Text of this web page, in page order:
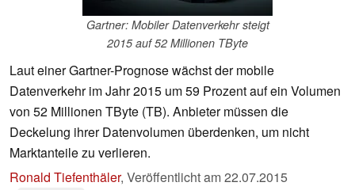
Gartner: Mobiler Datenverkehr steigt
2015 auf 52 Millionen TByte
Laut einer Gartner-Prognose wächst der mobile
Datenverkehr im Jahr 2015 um 59 Prozent auf ein Volumen
von 52 Millionen TByte (TB). Anbieter müssen die
Deckelung ihrer Datenvolumen überdenken, um nicht
Marktanteile zu verlieren.
Ronald Tiefenthäler, Veröffentlicht am22.07.2015